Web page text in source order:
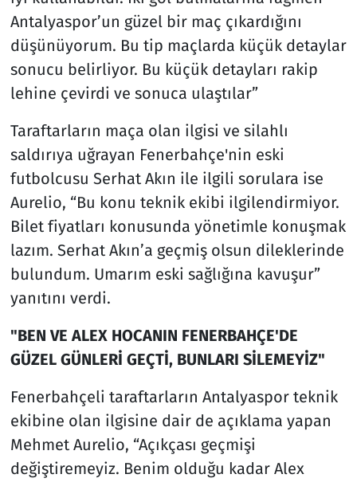
Antalyaspor’un güzel bir maç çıkardığını
düşünüyorum. Bu tip maçlarda küçük detaylar
sonucu belirliyor. Bu küçük detayları rakip
lehine çevirdi ve sonuca ulaştılar”
Taraftarların maça olan ilgisi ve silahlı
saldırıya uğrayan Fenerbahçe'nin eski
futbolcusu Serhat Akın ile ilgili sorulara ise
Aurelio, “Bu konu teknik ekibi ilgilendirmiyor.
Bilet fiyatları konusunda yönetimle konuşmak
lazım. Serhat Akın’a geçmiş olsun dileklerinde
bulundum. Umarım eski sağlığına kavuşur”
yanıtını verdi.
"BEN VE ALEX HOCANIN FENERBAHÇE'DE
GÜZEL GÜNLERİ GEÇTİ, BUNLARI SİLEMEYİZ"
Fenerbahçeli taraftarların Antalyaspor teknik
ekibine olan ilgisine dair de açıklama yapan
Mehmet Aurelio, “Açıkçası geçmişi
değiştiremeyiz. Benim olduğu kadar Alex